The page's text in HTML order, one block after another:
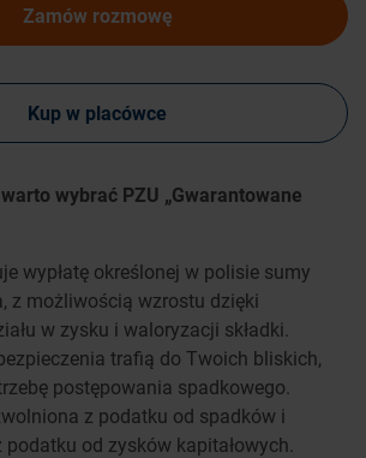
Zamów rozmowę
Kup w placówce
wybrać PZU „Gwarantowane
wypłatę określonej w polisie sumy
z możliwością wzrostu dzięki
w zysku i waloryzacji składki.
trafią do Twoich bliskich,
postępowania spadkowego.
z podatku od spadków i
od zysków kapitałowych.